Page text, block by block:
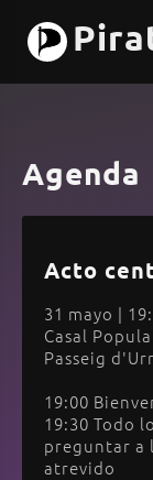
Agenda
Acto
31 mayo |
Casal
Passeig
19:00
19:30 Todo
preguntar a
atrevido